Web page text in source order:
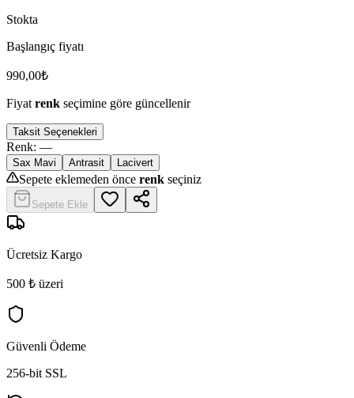
Stokta
Başlangıç fiyatı
990,00₺
Fiyat renk seçimine göre güncellenir
Taksit Seçenekleri
Renk: —
Sax Mavi Antrasit Lacivert
Sepete eklemeden önce renk seçiniz
Sepete Ekle
Ücretsiz Kargo
500 ₺ üzeri
Güvenli Ödeme
256-bit SSL